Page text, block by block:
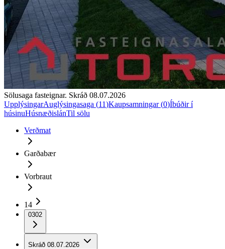
Sölusaga fasteignar. Skráð 08.07.2026
UpplýsingarAuglýsingasaga (11)Kaupsamningar (0)Íbúðir í
húsinuHúsnæðislánTil sölu
Verðmat
Garðabær
Vorbraut
14
0302
Skráð 08.07.2026